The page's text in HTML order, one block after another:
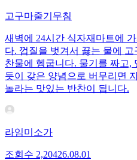
고구마줄기무침
새벽에 24시간 식자재마트에
다. 껍질을 벗겨서 끓는 물에
찬물에 헹굽니다. 물기를 짜고,
듯이 갖은 양념으로 버무리면
놀라는 맛있는 반찬이 됩니다.
라임미소가
조회수 2,20426.08.01